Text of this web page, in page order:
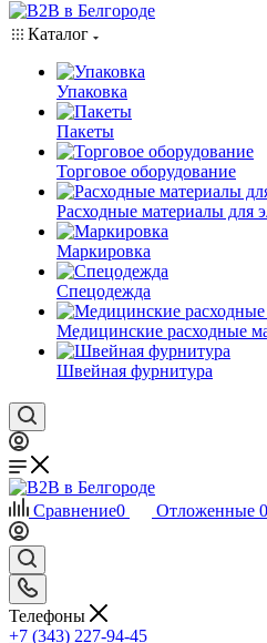
Каталог
Упаковка
Пакеты
Торговое оборудование
Расходные материалы для
Маркировка
Спецодежда
Медицинские расходные
Швейная фурнитура
Сравнение0 Отложенные 0
Телефоны
+7 (343) 227-94-45